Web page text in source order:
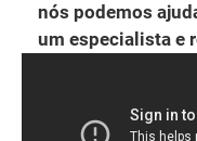
nós podemos
um especialista e